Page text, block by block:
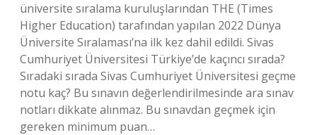
üniversite sıralama kuruluşlarından THE (Times
Higher Education) tarafından yapılan 2022 Dünya
Üniversite Sıralaması’na ilk kez dahil edildi. Sivas
Cumhuriyet Üniversitesi Türkiye’de kaçıncı sırada?
Sıradaki sırada Sivas Cumhuriyet Üniversitesi geçme
notu kaç? Bu sınavın değerlendirilmesinde ara sınav
notları dikkate alınmaz. Bu sınavdan geçmek için
gereken minimum puan…